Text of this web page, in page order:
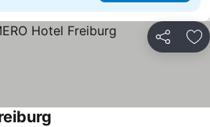
Partilhar